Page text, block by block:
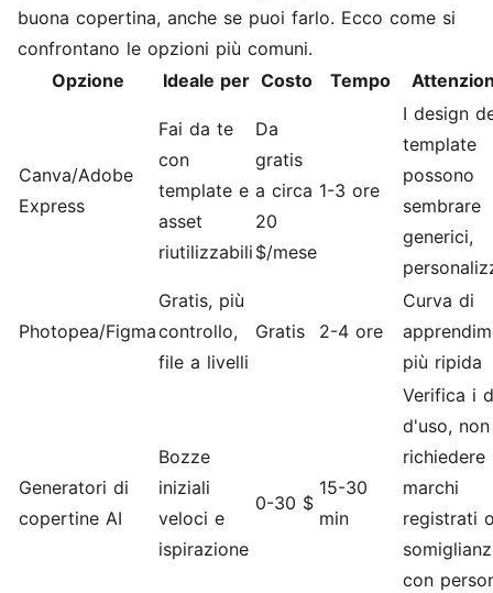
buona copertina, anche se puoi farlo. Ecco come si
confrontano le opzioni più comuni.
Opzione
Ideale per Costo Tempo
Canva/Adobe
Express
Fai da te
con
template e
asset
riutilizzabili
Da
gratis
a circa
20
$/mese
1-3 ore
I design
template
possono
sembrare
generici,
Photopea/Figma
Gratis, più
controllo,
file a livelli
Gratis 2-4 ore
Curva di
più ripida
Generatori di
copertine AI
Bozze
iniziali
veloci e
ispirazione
0-30 $
15-30
min
Verifica i
d'uso, non
richiedere
marchi
registrati
con